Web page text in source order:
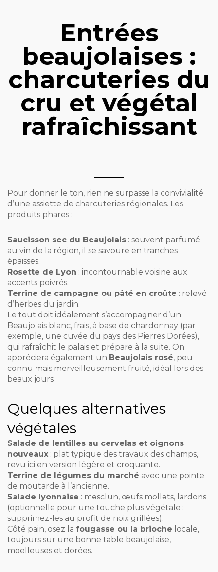
Entrées
beaujolaises :
charcuteries du
cru et végétal
rafraîchissant
Pour donner le ton, rien ne surpasse la convivialité
d’une assiette de charcuteries régionales. Les
produits phares :
Saucisson sec du Beaujolais : souvent parfumé
au vin de la région, il se savoure en tranches
épaisses.
Rosette de Lyon : incontournable voisine aux
accents poivrés.
Terrine de campagne ou pâté en croûte : relevé
d’herbes du jardin.
Le tout doit idéalement s’accompagner d’un
Beaujolais blanc, frais, à base de chardonnay (par
exemple, une cuvée du pays des Pierres Dorées),
qui rafraîchit le palais et prépare à la suite. On
appréciera également un Beaujolais rosé, peu
connu mais merveilleusement fruité, idéal lors des
beaux jours.
Quelques alternatives
végétales
Salade de lentilles au cervelas et oignons
nouveaux : plat typique des travaux des champs,
revu ici en version légère et croquante.
Terrine de légumes du marché avec une pointe
de moutarde à l’ancienne.
Salade lyonnaise : mesclun, œufs mollets, lardons
(optionnelle pour une touche plus végétale :
supprimez-les au profit de noix grillées).
Côté pain, osez la fougasse ou la brioche locale,
toujours sur une bonne table beaujolaise,
moelleuses et dorées.